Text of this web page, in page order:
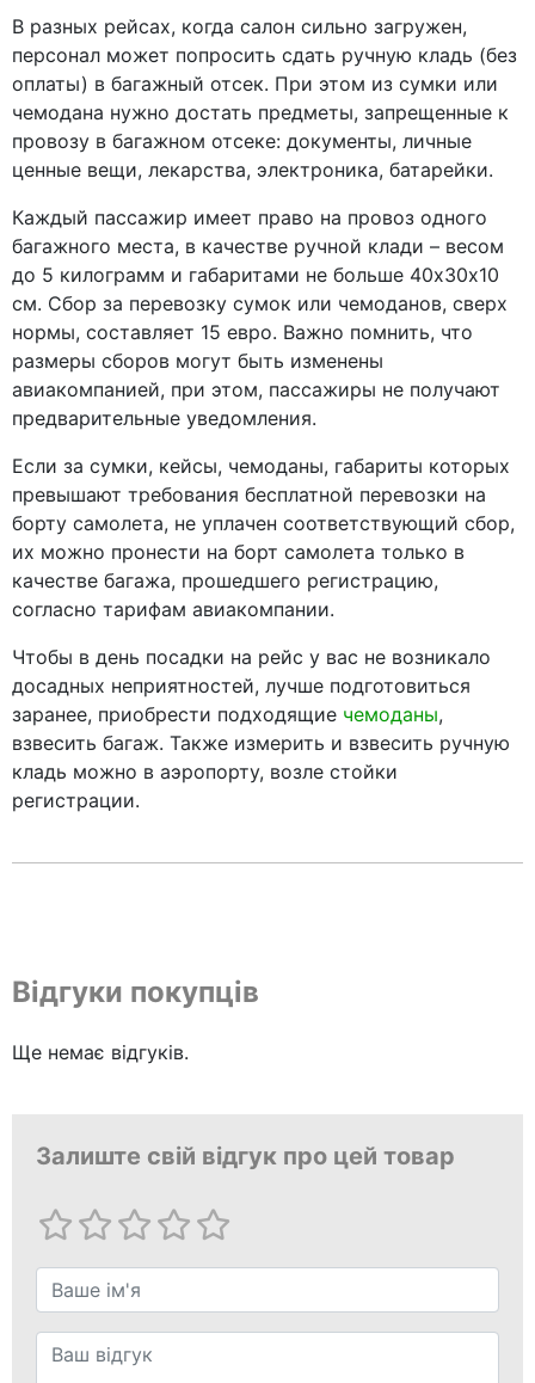
В разных рейсах, когда салон сильно загружен,
персонал может попросить сдать ручную кладь (без
оплаты) в багажный отсек. При этом из сумки или
чемодана нужно достать предметы, запрещенные к
провозу в багажном отсеке: документы, личные
ценные вещи, лекарства, электроника, батарейки.
Каждый пассажир имеет право на провоз одного
багажного места, в качестве ручной клади – весом
до 5 килограмм и габаритами не больше 40х30х10
см. Сбор за перевозку сумок или чемоданов, сверх
нормы, составляет 15 евро. Важно помнить, что
размеры сборов могут быть изменены
авиакомпанией, при этом, пассажиры не получают
предварительные уведомления.
Если за сумки, кейсы, чемоданы, габариты которых
превышают требования бесплатной перевозки на
борту самолета, не уплачен соответствующий сбор,
их можно пронести на борт самолета только в
качестве багажа, прошедшего регистрацию,
согласно тарифам авиакомпании.
Чтобы в день посадки на рейс у вас не возникало
досадных неприятностей, лучше подготовиться
заранее, приобрести подходящие чемоданы,
взвесить багаж. Также измерить и взвесить ручную
кладь можно в аэропорту, возле стойки
регистрации.
Відгуки покупців
Ще немає відгуків.
Залиште свій відгук про цей товар